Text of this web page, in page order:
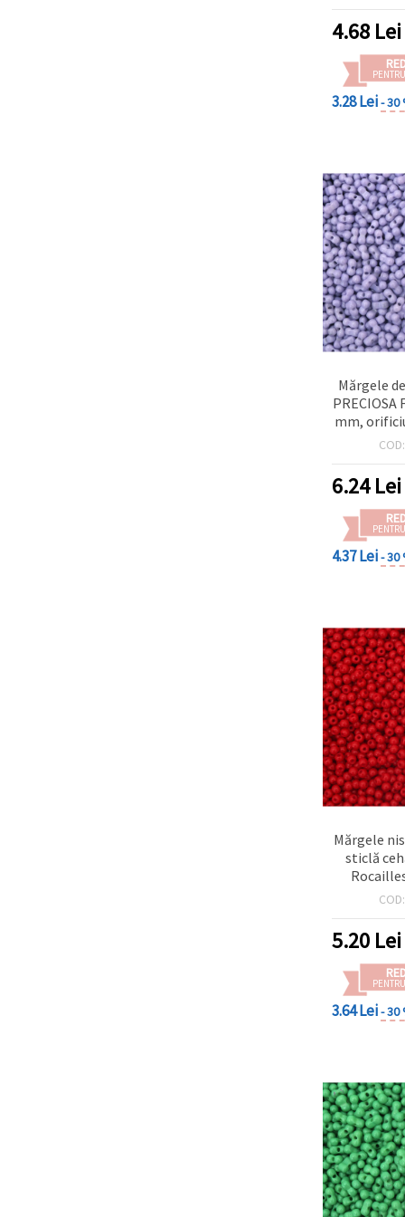
pătrată
4.68 Lei
3.28 Lei- 30
Mărgele
PRECIOSA
mm,
opac, 10
COD:
6.24Lei
4.37 Lei- 30
Mărgele
sticlă
vibrant,COD:
5.20 Lei
3.64 Lei- 30